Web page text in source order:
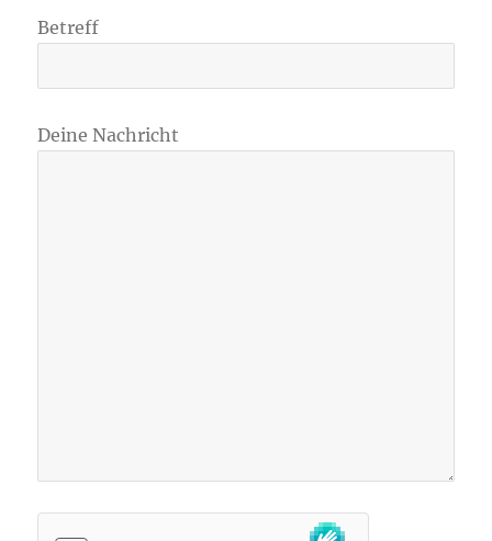
Betreff
Deine Nachricht